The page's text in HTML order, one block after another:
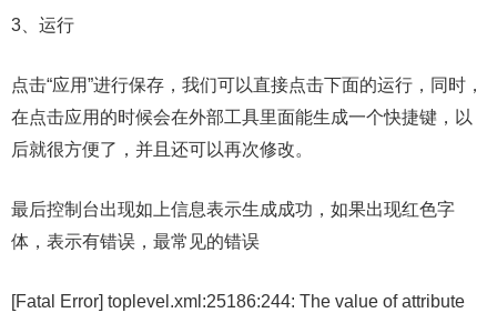
3、运行
点击“应用”进行保存，我们可以直接点击下面的运行，同时，
在点击应用的时候会在外部工具里面能生成一个快捷键，以
后就很方便了，并且还可以再次修改。
最后控制台出现如上信息表示生成成功，如果出现红色字
体，表示有错误，最常见的错误
[Fatal Error] toplevel.xml:25186:244: The value of attribute